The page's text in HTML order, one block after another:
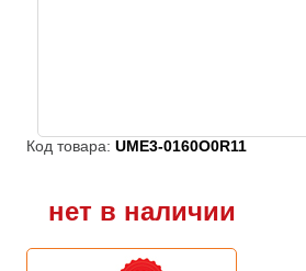
Код товара:UME3-0160O0R11
нет в наличии